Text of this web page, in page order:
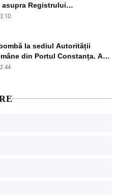
Registrului
transmite un semnal de
la sediul Autorității
din Portul Constanța. A
în doar 24 de ore